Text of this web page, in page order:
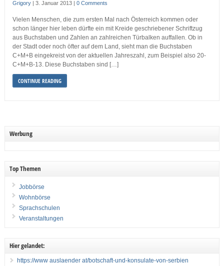
Grigory| 3. Januar 2013 | 0 Comments
Vielen Menschen, die zum ersten Mal nach Österreich kommen oder
schon länger hier leben dürfte ein mit Kreide geschriebener Schriftzug
aus Buchstaben und Zahlen an zahlreichen Türbalken auffallen. Ob in
der Stadt oder noch öfter auf dem Land, sieht man die Buchstaben
C+M+B eingekreist von der aktuellen Jahreszahl, zum Beispiel also 20-
C+M+B-13. Diese Buchstaben sind […]
CONTINUE READING
Werbung
Top Themen
Jobbörse
Wohnbörse
Sprachschulen
Veranstaltungen
Hier gelandet:
https://www auslaender at/botschaft-und-konsulate-von-serbien